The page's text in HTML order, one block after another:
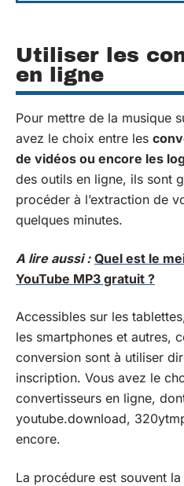
Utiliser les
en ligne
Pour mettre de la musique
avez le choix entre les
de vidéos ou encore les
des outils en ligne, ils sont
procéder à l’extraction de
quelques minutes.
A lire aussi : Quel est le
YouTube MP3 gratuit ?
Accessibles sur les
les smartphones et autres,
conversion sont à utiliser
inscription. Vous avez le
convertisseurs en ligne,
youtube.download,
encore.
La procédure est souvent